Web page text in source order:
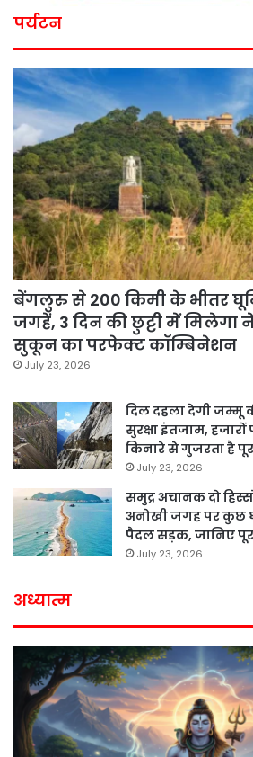
पर्यटन
बेंगलुरु से 200 किमी के भीतर
जगहें, 3 दिन की छुट्टी में मिलेगा
सुकून का परफेक्ट कॉम्बिनेशन
July 23, 2026
दिल दहला देगी जम्मू
सुरक्षा इंतजाम,
किनारे से गुजरता है
July 23, 2026
समुद्र अचानक दो
अनोखी जगह पर कुछ
पैदल सड़क, जानिए
July 23, 2026
अध्यात्म